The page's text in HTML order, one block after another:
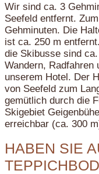
Wir sind ca. 3
Seefeld entfernt.
Gehminuten. Die
ist ca. 250 m
die Skibusse sind
Wandern, Radfahren
unserem Hotel. Der
von Seefeld zum
gemütlich durch die
Skigebiet
erreichbar (ca. 300
HABEN SIE